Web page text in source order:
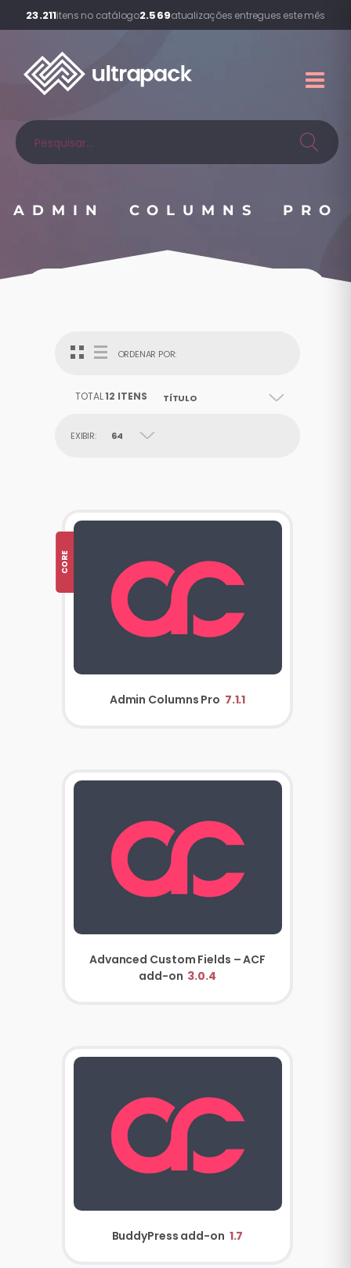
23.211itens no catálogo2.569atualizações entregues este mês
ADMIN COLUMNS PRO
ORDENAR POR:
TÍTULO
TOTAL12 ITENS
EXIBIR: 64
CORE
Admin Columns Pro 7.1.1
Advanced Custom Fields – ACF
add-on 3.0.4
BuddyPress add-on 1.7